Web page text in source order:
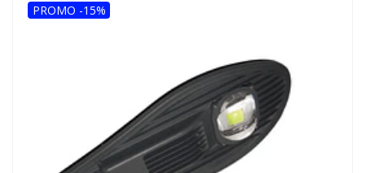
PROMO -15%